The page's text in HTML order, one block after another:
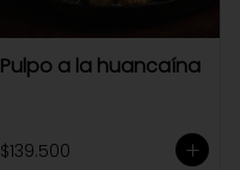
Pulpo a la huancaína
$139.500